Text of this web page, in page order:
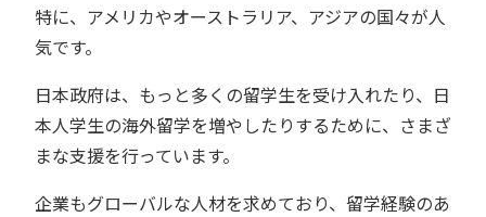
特に、アメリカやオーストラリア、アジアの国々が人
気です。
日本政府は、もっと多くの留学生を受け入れたり、日
本人学生の海外留学を増やしたりするために、さまざ
まな支援を行っています。
企業もグローバルな人材を求めており、留学経験のあ